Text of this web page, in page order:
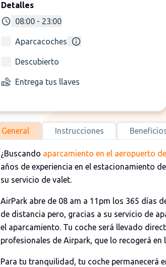
Detalles
08:00 - 23:00
Aparcacoches
Descubierto
Entrega tus llaves
General Instrucciones
¿Buscando aparcamiento en el aeropuerto
años de experiencia en el estacionamiento
su servicio de valet.
AirPark abre de 08 am a 11pm los 365 días
de distancia pero, gracias a su servicio de
el aparcamiento. Tu coche será llevado
profesionales de Airpark, que lo recogerá
Para tu tranquilidad, tu coche permanecerá